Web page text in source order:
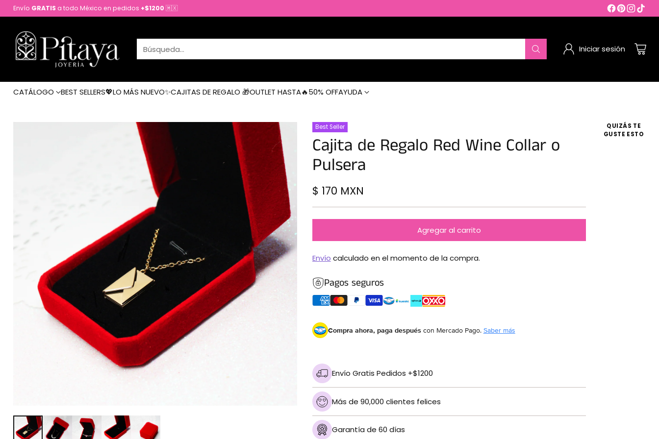
Envío GRATIS a todo México en pedidos +$1200 🇲🇽
Búsqueda… Iniciar sesión
CATÁLOGO BEST SELLERS💖LO MÁS NUEVO✨CAJITAS DE REGALO 🎁OUTLET HASTA🔥50% OFFAYUDA
Best Seller
Cajita de Regalo Red Wine Collar o
Pulsera
Precio
$ 170 MXN
Agregar al carrito
Envío calculado en el momento de la compra.
Pagos seguros
Compra ahora, paga despuéscon Mercado Pago. Saber más
Envío Gratis Pedidos +$1200
Más de 90,000 clientes felices
Garantía de 60 días
QUIZÁS TE
GUSTE ESTO